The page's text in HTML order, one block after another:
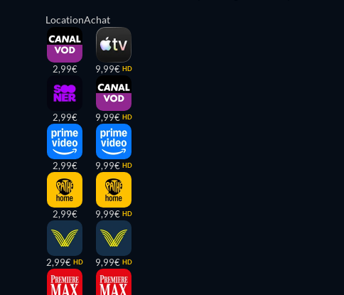
Location
2,99€
2,99€
2,99€
2,99€
2,99€ HD
Achat
9,99€ HD
9,99€ HD
9,99€ HD
9,99€ HD
9,99€ HD